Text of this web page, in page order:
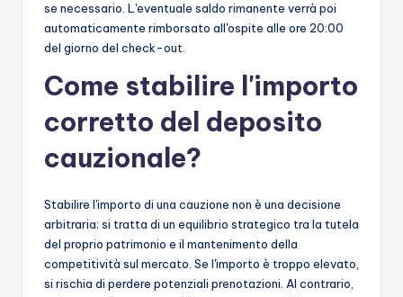
se necessario. L'eventuale saldo rimanente verrà poi
automaticamente rimborsato all'ospite alle ore 20:00
del giorno del check-out.
Come stabilire l'importo
corretto del deposito
cauzionale?
Stabilire l'importo di una cauzione non è una decisione
arbitraria; si tratta di un equilibrio strategico tra la tutela
del proprio patrimonio e il mantenimento della
competitività sul mercato. Se l'importo è troppo elevato,
si rischia di perdere potenziali prenotazioni. Al contrario,